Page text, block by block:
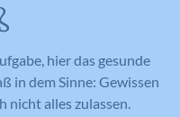
hier das gesunde
in dem Sinne: Gewissen
nicht alles zulassen.